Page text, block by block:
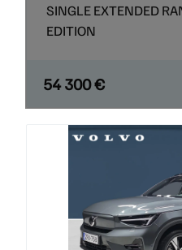
SINGLE EXTENDED
EDITION
54 300 €